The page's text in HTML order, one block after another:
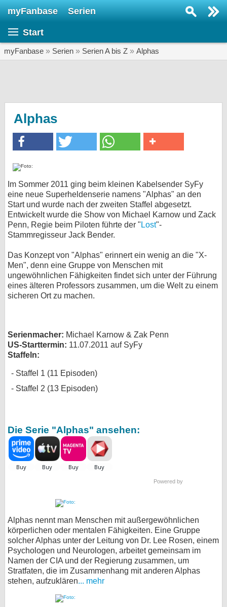
myFanbase Serien
Start
myFanbase » Serien » Serien A bis Z » Alphas
Alphas
Im Sommer 2011 ging beim kleinen Kabelsender SyFy
eine neue Superheldenserie namens "Alphas" an den
Start und wurde nach der zweiten Staffel abgesetzt.
Entwickelt wurde die Show von Michael Karnow und Zack
Penn, Regie beim Piloten führte der " Lost"-
Stammregisseur Jack Bender.
Das Konzept von "Alphas" erinnert ein wenig an die "X-
Men", denn eine Gruppe von Menschen mit
ungewöhnlichen Fähigkeiten findet sich unter der Führung
eines älteren Professors zusammen, um die Welt zu einem
sicheren Ort zu machen.
Serienmacher: Michael Karnow & Zak Penn
US-Starttermin: 11.07.2011 auf SyFy
Staffeln:
Staffel 1 (11 Episoden)
Staffel 2 (13 Episoden)
Die Serie "Alphas" ansehen:
Powered by
Alphas nennt man Menschen mit außergewöhnlichen
körperlichen oder mentalen Fähigkeiten. Eine Gruppe
solcher Alphas unter der Leitung von Dr. Lee Rosen, einem
Psychologen und Neurologen, arbeitet gemeinsam im
Namen der CIA und der Regierung zusammen, um
Stratfaten, die im Zusammenhang mit anderen Alphas
stehen, aufzuklären... mehr
SERIEN
Veranstaltungen
KULTUR
SERVICE
Gewinnspiele
Forum
bei Facebook
Datenschutz